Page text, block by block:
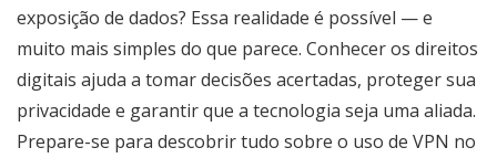
exposição de dados? Essa realidade é possível — e
muito mais simples do que parece. Conhecer os direitos
digitais ajuda a tomar decisões acertadas, proteger sua
privacidade e garantir que a tecnologia seja uma aliada.
Prepare-se para descobrir tudo sobre o uso de VPN no